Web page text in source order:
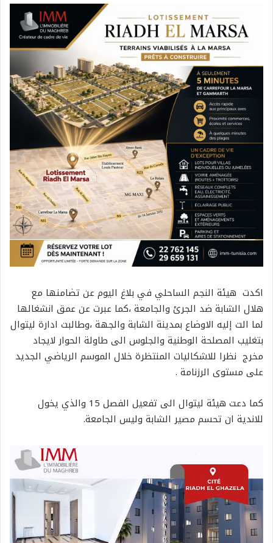
اكدت هيئة النجم الساحلي في بلاغ اليوم عن تضامنها مع
هلال الشابة ضد الجرئ والجامعة ،كما عبرت عن عمق انشغالها
لما الت إليه الاوضاع بمدينة الشابة والجهة ،وطالبت ادارة ليتوال
بتغليب المصلحة الوطنية والجلوس الى طاولة الحوار لايجاد
مخرج نظرا للاشكاليات المنتظرة خلال الموسم الرياضي الجديد
على مستوى الرزنامة .
كما دعت هيئة ليتوال الى تفعيل الفصل 15 والذي يخول
للاندية ان تحسم مصير الشابة وليس الجامعة.